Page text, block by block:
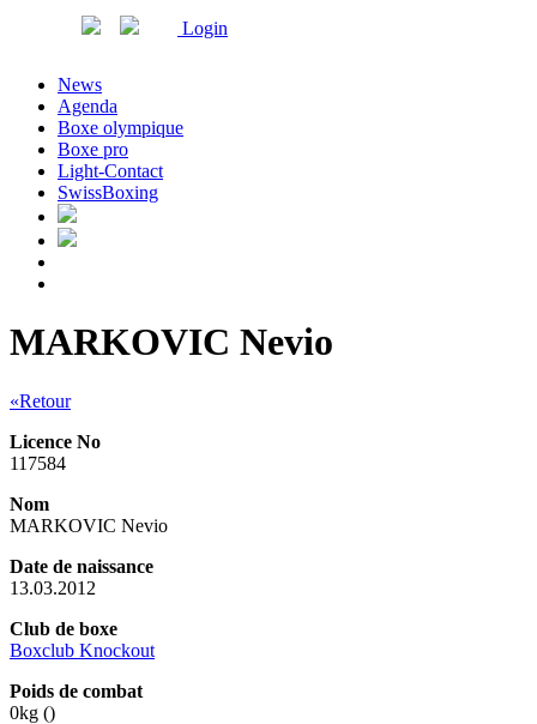
Login
News
Agenda
Boxe olympique
Boxe pro
Light-Contact
SwissBoxing
MARKOVIC Nevio
«Retour
Licence No
117584
Nom
MARKOVIC Nevio
Date de naissance
13.03.2012
Club de boxe
Boxclub Knockout
Poids de combat
0kg ()